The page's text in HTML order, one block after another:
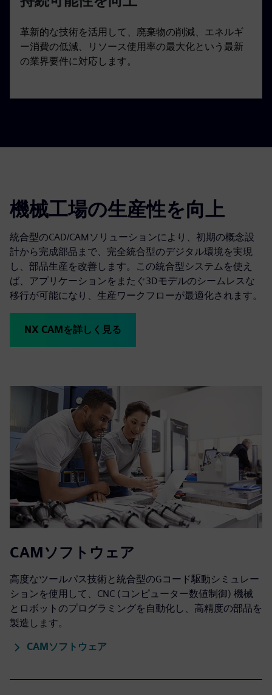
革新的な技術を活用して、廃棄物の削減、エネルギ
ー消費の低減、リソース使用率の最大化という最新
の業界要件に対応します。
機械工場の生産性を向上
統合型のCAD/CAMソリューションにより、初期の概念設
計から完成部品まで、完全統合型のデジタル環境を実現
し、部品生産を改善します。この統合型システムを使え
ば、アプリケーションをまたぐ3Dモデルのシームレスな
移行が可能になり、生産ワークフローが最適化されます。
NX CAMを詳しく見る
CAMソフトウェア
高度なツールパス技術と統合型のGコード駆動シミュレー
ションを使用して、CNC (コンピューター数値制御) 機械
とロボットのプログラミングを自動化し、高精度の部品を
製造します。
CAMソフトウェア